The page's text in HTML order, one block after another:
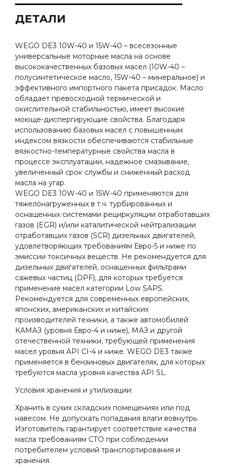
ДЕТАЛИ
WEGO DE3 10W-40 и 15W-40 – всесезонные
универсальные моторные масла на основе
высококачественных базовых масел (10W-40 –
полусинтетическое масло, 15W-40 – минеральное) и
эффективного импортного пакета присадок. Масло
обладает превосходной термической и
окислительной стабильностью, имеет высокие
моюще-диспергирующие свойства. Благодаря
использованию базовых масел с повышенным
индексом вязкости обеспечиваются стабильные
вязкостно-температурные свойства масла в
процессе эксплуатации, надежное смазывание,
увеличенный срок службы и сниженный расход
масла на угар.
WEGO DE3 10W-40 и 15W-40 применяются для
тяжелонагруженных в т.ч. турбированных и
оснащенных системами рециркуляции отработавших
газов (EGR) и/или каталитической нейтрализации
отработавших газов (SCR) дизельных двигателей,
удовлетворяющих требованиям Евро-5 и ниже по
эмиссии токсичных веществ. Не рекомендуется для
дизельных двигателей, оснащенных фильтрами
сажевых частиц (DPF), для которых требуется
применение масел категории Low SAPS.
Рекомендуется для современных европейских,
японских, американских и китайских
производителей техники, а также автомобилей
КАМАЗ (уровня Евро-4 и ниже), МАЗ и другой
отечественной техники, требующей применения
масел уровня API CI-4 и ниже. WEGO DE3 также
применяется в бензиновых двигателях, для которых
требуются масла уровня качества API SL.
Условия хранения и утилизации:
Хранить в сухих складских помещениях или под
навесом. Не допускать попадания влаги вовнутрь.
Изготовитель гарантирует соответствие качества
масла требованиям СТО при соблюдении
потребителем условий транспортирования и
хранения.